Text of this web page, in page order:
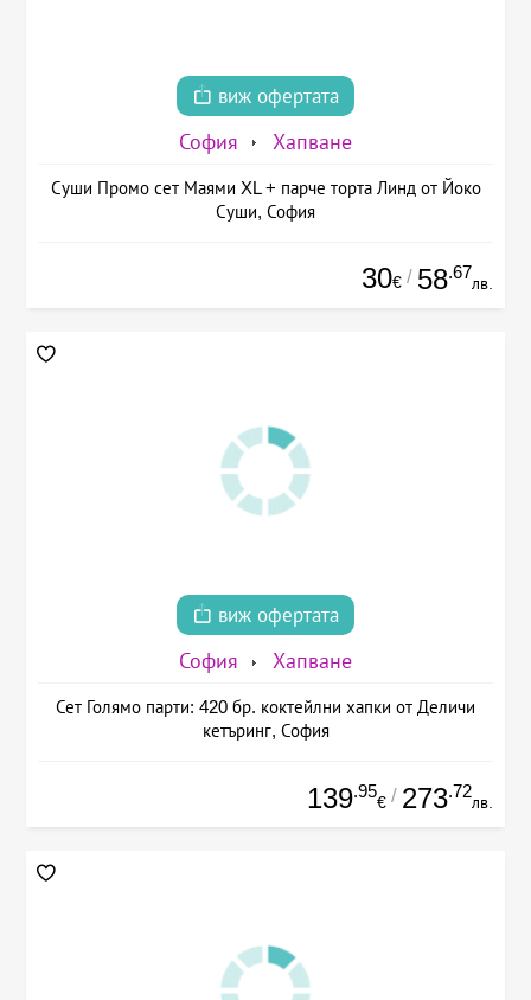
виж офертата
София Хапване
Суши Промо сет Маями XL + парче торта Линд от Йоко
Суши, София
30€ / 58.67
лв.
виж офертата
София Хапване
Сет Голямо парти: 420 бр. коктейлни хапки от Деличи
кетъринг, София
139.95
€ / 273.72
лв.